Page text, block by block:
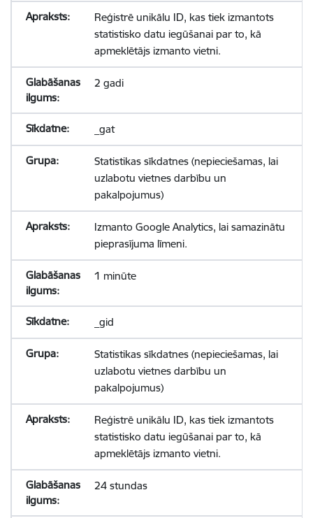
Reģistrē unikālu ID, kas tiek izmantots
statistisko datu iegūšanai par to, kā
apmeklētājs izmanto vietni.
2 gadi
_gat
Statistikas sīkdatnes (nepieciešamas, lai
uzlabotu vietnes darbību un
pakalpojumus)
Izmanto Google Analytics, lai samazinātu
pieprasījuma līmeni.
1 minūte
_gid
Statistikas sīkdatnes (nepieciešamas, lai
uzlabotu vietnes darbību un
pakalpojumus)
Reģistrē unikālu ID, kas tiek izmantots
statistisko datu iegūšanai par to, kā
apmeklētājs izmanto vietni.
24 stundas